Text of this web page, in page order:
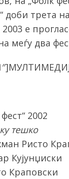
доби трета
е
меѓу два
2002
тешко
Ристо
Кујунџиски
Краповски